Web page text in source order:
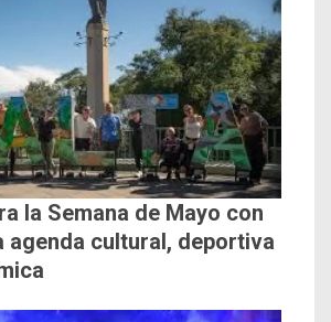
la Semana de Mayo con
agenda cultural, deportiva